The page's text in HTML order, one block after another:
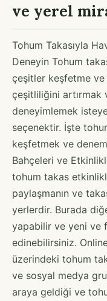
ve yerel
Tohum Takasıyla
Deneyin Tohum
çeşitler keşfetme ve
çeşitliliğini artırmak
deneyimlemek
seçenektir. İşte
keşfetmek ve
Bahçeleri ve
tohum takas
paylaşmanın ve
yerlerdir. Burada
yapabilir ve yeni ve
edinebilirsiniz.
üzerindeki tohum
ve sosyal medya
araya geldiği ve